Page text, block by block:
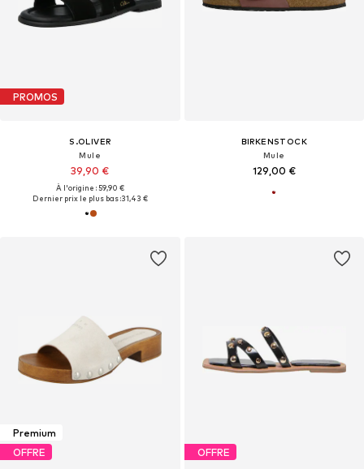
PROMOS
S.OLIVER
Mule
39,90 €
À l'origine : 59,90 €
Dernier prix le plus bas :31,43 €
BIRKENSTOCK
Mule
129,00 €
Premium
OFFRE
OFFRE